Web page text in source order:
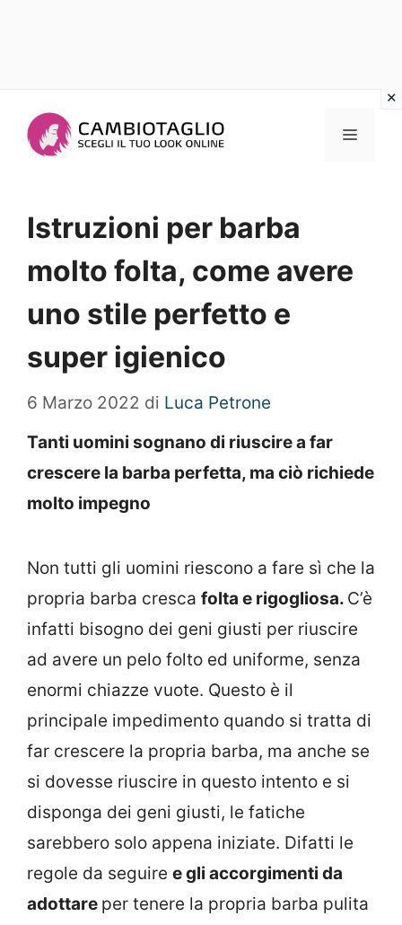
Menu
Istruzioni per barba
molto folta, come avere
uno stile perfetto e
super igienico
6 Marzo 2022 di Luca Petrone
Tanti uomini sognano di riuscire a far
crescere la barba perfetta, ma ciò richiede
molto impegno
Non tutti gli uomini riescono a fare sì che la
propria barba cresca folta e rigogliosa. C’è
infatti bisogno dei geni giusti per riuscire
ad avere un pelo folto ed uniforme, senza
enormi chiazze vuote. Questo è il
principale impedimento quando si tratta di
far crescere la propria barba, ma anche se
si dovesse riuscire in questo intento e si
disponga dei geni giusti, le fatiche
sarebbero solo appena iniziate. Difatti le
regole da seguire e gli accorgimenti da
adottare per tenere la propria barba pulita